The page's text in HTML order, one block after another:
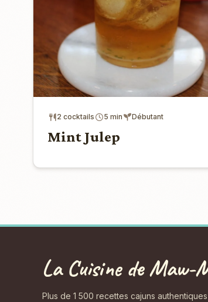
2 cocktails 5 min Débutant
Mint Julep
La Cuisine de Maw-
Plus de 1 500 recettes cajuns